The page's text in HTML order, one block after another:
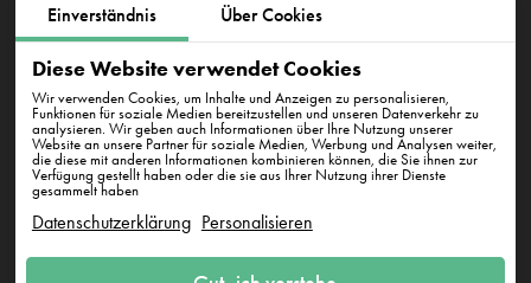
Einverständnis Über Cookies
Diese Website verwendet Cookies
Wir verwenden Cookies, um Inhalte und Anzeigen zu personalisieren,
Funktionen für soziale Medien bereitzustellen und unseren Datenverkehr zu
analysieren. Wir geben auch Informationen über Ihre Nutzung unserer
Website an unsere Partner für soziale Medien, Werbung und Analysen weiter,
die diese mit anderen Informationen kombinieren können, die Sie ihnen zur
Verfügung gestellt haben oder die sie aus Ihrer Nutzung ihrer Dienste
gesammelt haben
Datenschutzerklärung Personalisieren
Clean Whale CZ s.r.o., IČ: 17345197, CZ17345197
Korunní 1164/49, PSČ: 120 00, Praha 2
E-Mail an uns